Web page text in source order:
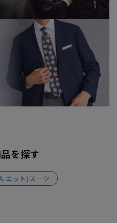
を探す
エット)スーツ